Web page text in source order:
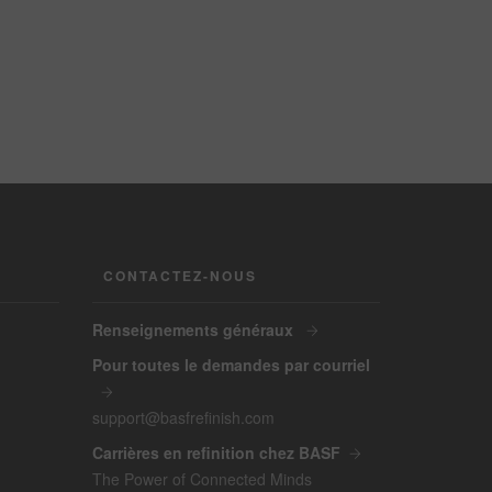
CONTACTEZ-NOUS
Renseignements généraux
Pour toutes le demandes par courriel
support@basfrefinish.com
Carrières en refinition chez BASF
The Power of Connected Minds